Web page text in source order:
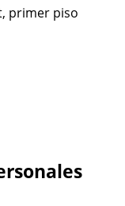
primer piso